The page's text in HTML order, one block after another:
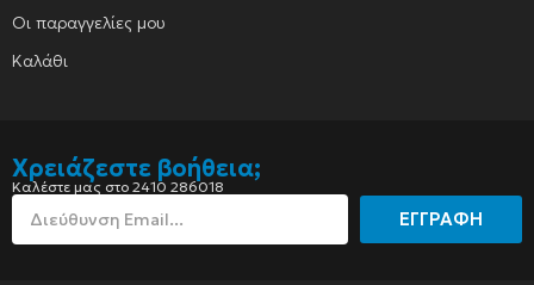
Οι παραγγελίες μου
Καλάθι
Χρειάζεστε βοήθεια;
Καλέστε μας στο 2410 286018
ΕΓΓΡΑΦΗ